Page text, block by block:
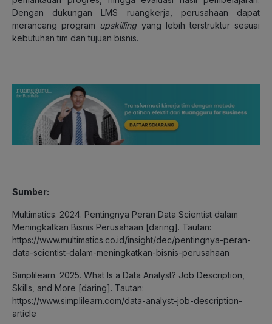
Dengan dukungan LMS ruangkerja, perusahaan dapat
merancang program upskilling yang lebih terstruktur sesuai
kebutuhan tim dan tujuan bisnis.
Sumber:
Multimatics. 2024. Pentingnya Peran Data Scientist dalam
Meningkatkan Bisnis Perusahaan [daring]. Tautan:
https://www.multimatics.co.id/insight/dec/pentingnya-peran-
data-scientist-dalam-meningkatkan-bisnis-perusahaan
Simplilearn. 2025. What Is a Data Analyst? Job Description,
Skills, and More [daring]. Tautan:
https://www.simplilearn.com/data-analyst-job-description-
article